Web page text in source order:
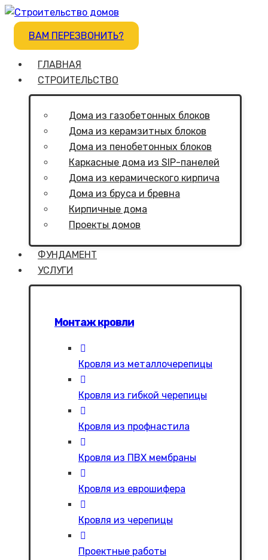
ВАМ ПЕРЕЗВОНИТЬ?
ГЛАВНАЯ
СТРОИТЕЛЬСТВО
Дома из газобетонных блоков
Дома из керамзитных блоков
Дома из пенобетонных блоков
Каркасные дома из SIP-панелей
Дома из керамического кирпича
Дома из бруса и бревна
Кирпичные дома
Проекты домов
ФУНДАМЕНТ
УСЛУГИ
Монтаж кровли
Кровля из металлочерепицы
Кровля из гибкой черепицы
Кровля из профнастила
Кровля из ПВХ мембраны
Кровля из еврошифера
Кровля из черепицы
Проектные работы